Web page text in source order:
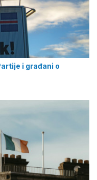
i građani o